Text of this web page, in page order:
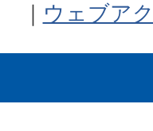
ウェブア